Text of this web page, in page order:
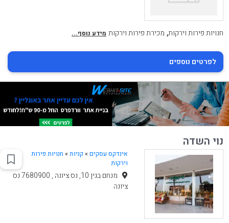
חנויות פירות וירקות, מכירת פירות וירקות מידע נוסף...
לפרטים נוספים
נוי השדה
אינדקס עסקים » קניות» חנויות פירות
וירקות
מנחם בגין 10, נס ציונה , 7680900 נס
ציונה